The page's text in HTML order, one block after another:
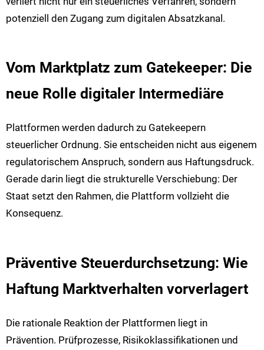
potenziell den Zugang zum digitalen Absatzkanal.
Vom Marktplatz zum Gatekeeper: Die
neue Rolle digitaler Intermediäre
Plattformen werden dadurch zu Gatekeepern
steuerlicher Ordnung. Sie entscheiden nicht aus eigenem
regulatorischem Anspruch, sondern aus Haftungsdruck.
Gerade darin liegt die strukturelle Verschiebung: Der
Staat setzt den Rahmen, die Plattform vollzieht die
Konsequenz.
Präventive Steuerdurchsetzung: Wie
Haftung Marktverhalten vorverlagert
Die rationale Reaktion der Plattformen liegt in
Prävention. Prüfprozesse, Risikoklassifikationen und